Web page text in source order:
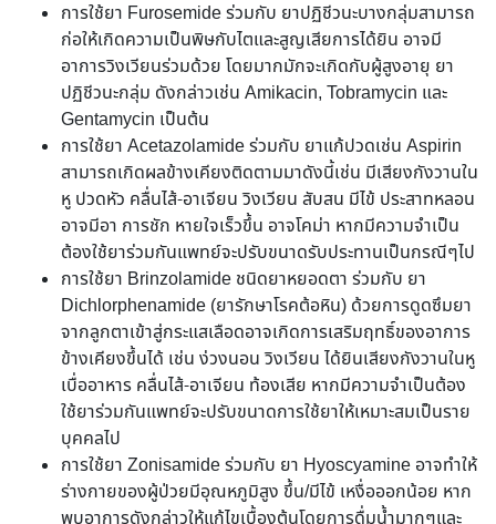
การใช้ยา Furosemide ร่วมกับ ยาปฏิชีวนะบางกลุ่มสามารถ
ก่อให้เกิดความเป็นพิษกับไตและสูญเสียการได้ยิน อาจมี
อาการวิงเวียนร่วมด้วย โดยมากมักจะเกิดกับผู้สูงอายุ ยา
ปฏิชีวนะกลุ่ม ดังกล่าวเช่น Amikacin, Tobramycin และ
Gentamycin เป็นต้น
การใช้ยา Acetazolamide ร่วมกับ ยาแก้ปวดเช่น Aspirin
สามารถเกิดผลข้างเคียงติดตามมาดังนี้เช่น มีเสียงกังวานใน
หู ปวดหัว คลื่นไส้-อาเจียน วิงเวียน สับสน มีไข้ ประสาทหลอน
อาจมีอา การชัก หายใจเร็วขึ้น อาจโคม่า หากมีความจำเป็น
ต้องใช้ยาร่วมกันแพทย์จะปรับขนาดรับประทานเป็นกรณีๆไป
การใช้ยา Brinzolamide ชนิดยาหยอดตา ร่วมกับ ยา
Dichlorphenamide (ยารักษาโรคต้อหิน) ด้วยการดูดซึมยา
จากลูกตาเข้าสู่กระแสเลือดอาจเกิดการเสริมฤทธิ์ของอาการ
ข้างเคียงขึ้นได้ เช่น ง่วงนอน วิงเวียน ได้ยินเสียงกังวานในหู
เบื่ออาหาร คลื่นไส้-อาเจียน ท้องเสีย หากมีความจำเป็นต้อง
ใช้ยาร่วมกันแพทย์จะปรับขนาดการใช้ยาให้เหมาะสมเป็นราย
บุคคลไป
การใช้ยา Zonisamide ร่วมกับ ยา Hyoscyamine อาจทำให้
ร่างกายของผู้ป่วยมีอุณหภูมิสูง ขึ้น/มีไข้ เหงื่อออกน้อย หาก